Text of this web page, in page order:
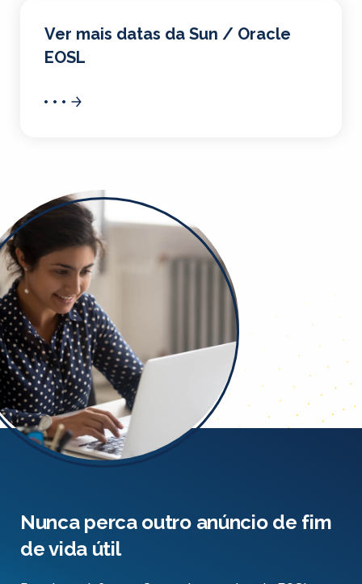
Ver mais datas da Sun / Oracle
EOSL
Nunca perca outro anúncio de fim
de vida útil